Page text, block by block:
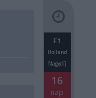
F1
Holland
Nagydíj
16
nap